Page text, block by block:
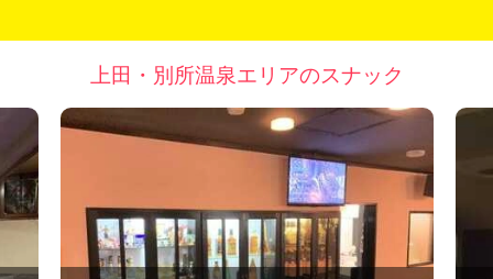
上田・別所温泉エリアのスナック